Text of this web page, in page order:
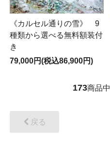
《カルセル通りの雪》 9
種類から選べる無料額装付
き
79,000円(税込86,900円)
173商品中
戻る